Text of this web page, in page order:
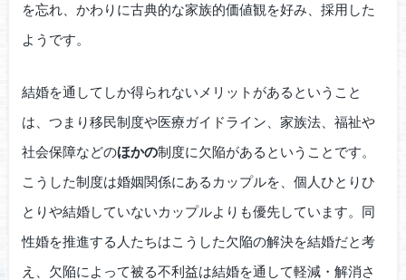
を忘れ、かわりに古典的な家族的価値観を好み、採用した
ようです。
結婚を通してしか得られないメリットがあるということ
は、つまり移民制度や医療ガイドライン、家族法、福祉や
社会保障などのほかの制度に欠陥があるということです。
こうした制度は婚姻関係にあるカップルを、個人ひとりひ
とりや結婚していないカップルよりも優先しています。同
性婚を推進する人たちはこうした欠陥の解決を結婚だと考
え、欠陥によって被る不利益は結婚を通して軽減・解消さ